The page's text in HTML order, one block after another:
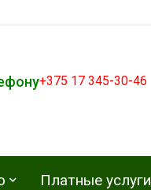
+375 17 345-30-46
Платные услуги